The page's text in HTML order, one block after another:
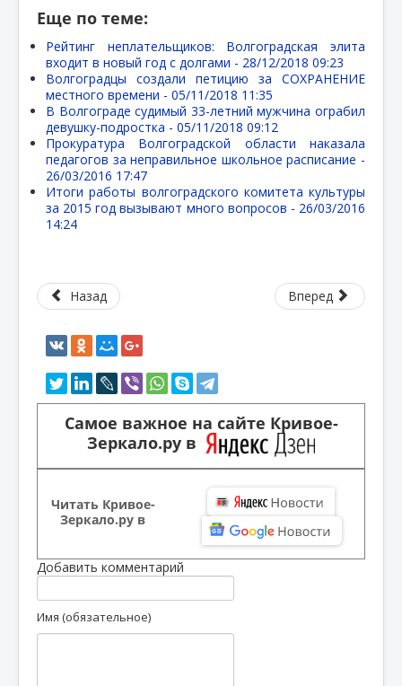
Еще по теме:
Рейтинг неплательщиков: Волгоградская элита
входит в новый год с долгами - 28/12/2018 09:23
Волгоградцы создали петицию за СОХРАНЕНИЕ
местного времени - 05/11/2018 11:35
В Волгограде судимый 33-летний мужчина ограбил
девушку-подростка - 05/11/2018 09:12
Прокуратура Волгоградской области наказала
педагогов за неправильное школьное расписание -
26/03/2016 17:47
Итоги работы волгоградского комитета культуры
за 2015 год вызывают много вопросов - 26/03/2016
14:24
Назад Вперед
Самое важное на сайте Кривое-
Зеркало.ру в
Читать Кривое-
Зеркало.ру в
Добавить комментарий
Имя (обязательное)